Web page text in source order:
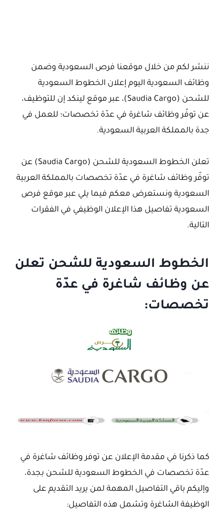
ننشر لكم من خلال موقعنا فرص السعودية وضمن
وظائف السعودية اليوم إعلان الخطوط السعودية
للشحن (Saudia Cargo)، عبر موقع لينكد إن للتوظيف،
عن توفّر وظائف شاغرة في عدّة تخصصات؛ للعمل في
جدة بالمملكة العربية السعودية.
تعلن الخطوط السعودية للشحن (Saudia Cargo) عن
توفّر وظائف شاغرة في عدّة تخصصات بالمملكة العربية
السعودية ونستعرض معكم فيما يلي عبر موقع فرص
السعودية تفاصيل هذا الإعلان الوظيفي في الفقرات
التالية.
الخطوط السعودية للشحن تعلن
عن وظائف شاغرة في عدّة
تخصصات:
كما ذكرنا في مقدمة الإعلان عن توفر وظائف شاغرة في
عدّة تخصصات في الخطوط السعودية للشحن بجدة،
وإليكم باقي التفاصيل المهمة لمن يريد التقديم على
الوظيفة الشاغرة وتشمل هذه التفاصيل: